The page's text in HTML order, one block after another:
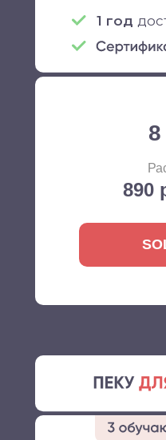
1 год
890